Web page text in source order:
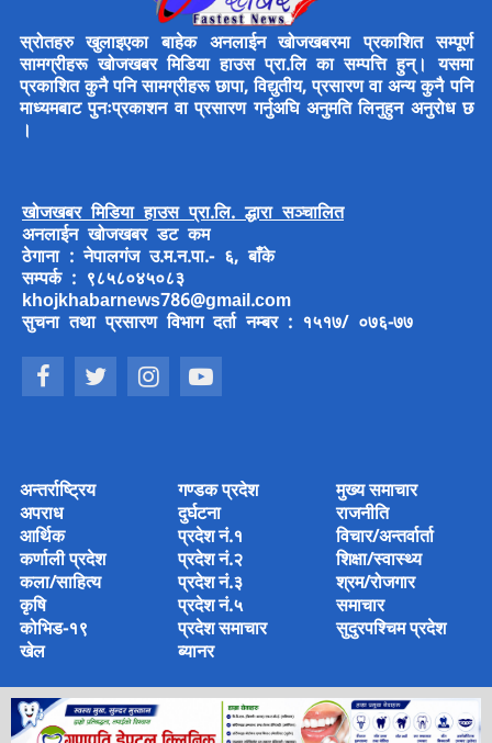
स्रोतहरु खुलाइएका बाहेक अनलाईन खोजखबरमा प्रकाशित सम्पूर्ण
सामग्रीहरू खोजखबर मिडिया हाउस प्रा.लि का सम्पत्ति हुन्। यसमा
प्रकाशित कुनै पनि सामग्रीहरू छापा, विद्युतीय, प्रसारण वा अन्य कुनै पनि
माध्यमबाट पुनःप्रकाशन वा प्रसारण गर्नुअघि अनुमति लिनुहुन अनुरोध छ
।
खोजखबर मिडिया हाउस प्रा.लि. द्धारा सञ्चालित
अनलाईन खोजखबर डट कम
ठेगाना : नेपालगंज उ.म.न.पा.- ६, बाँके
सम्पर्क : ९८५८०४५०८३
khojkhabarnews786@gmail.com
सुचना तथा प्रसारण विभाग दर्ता नम्बर : १५१७/ ०७६-७७
अन्तर्राष्ट्रिय
अपराध
आर्थिक
कर्णाली प्रदेश
कला/साहित्य
कृषि
कोभिड-१९
खेल
गण्डक प्रदेश
दुर्घटना
प्रदेश नं.१
प्रदेश नं.२
प्रदेश नं.३
प्रदेश नं.५
प्रदेश समाचार
ब्यानर
मुख्य समाचार
राजनीति
विचार/अन्तर्वार्ता
शिक्षा/स्वास्थ्य
श्रम/रोजगार
समाचार
सुदुरपश्चिम प्रदेश